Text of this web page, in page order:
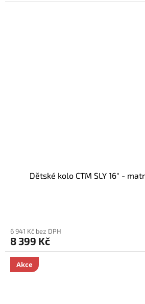
Dětské kolo CTM SLY 16" -
6 941 Kč bez DPH
8 399 Kč
Akce